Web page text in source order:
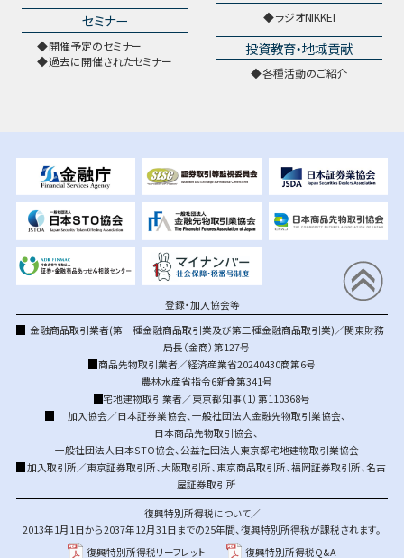
セミナー
開催予定のセミナー
過去に開催されたセミナー
ラジオNIKKEI
投資教育・地域貢献
各種活動のご紹介
登録・加入協会等
金融商品取引業者(第一種金融商品取引業及び第二種金融商品取引業)／関東財務
局長（金商）第127号
商品先物取引業者／経済産業省20240430商第6号
農林水産省指令6新食第341号
宅地建物取引業者／東京都知事（1）第110368号
加入協会／日本証券業協会、 一般社団法人金融先物取引業協会、
日本商品先物取引協会、
一般社団法人日本STO協会、 公益社団法人東京都宅地建物取引業協会
加入取引所／東京証券取引所、大阪取引所、 東京商品取引所、福岡証券取引所、名古
屋証券取引所
復興特別所得税について／
2013年1月1日から2037年12月31日までの25年間、復興特別所得税が課税されます。
復興特別所得税リーフレット
復興特別所得税Q&A